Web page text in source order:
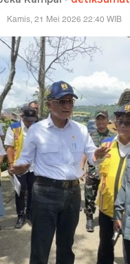
Kamis, 21 Mei 2026 22:40 WIB